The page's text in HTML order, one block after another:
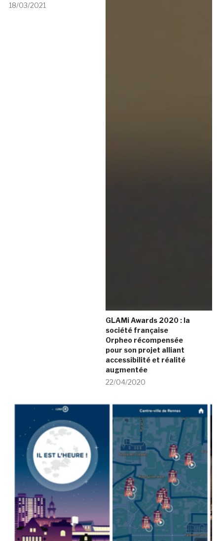
18/03/2021
GLAMi Awards 2020 : la
société française
Orpheo récompensée
pour son projet alliant
accessibilité et réalité
augmentée
22/04/2020